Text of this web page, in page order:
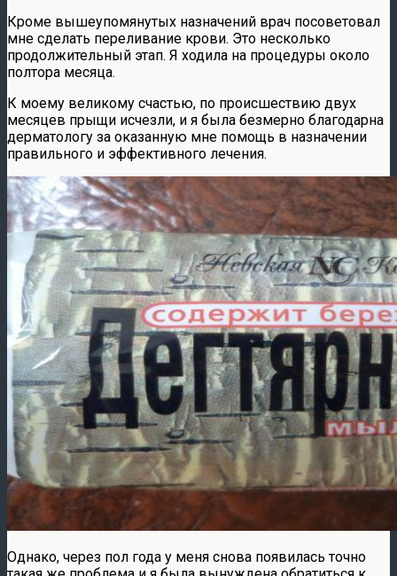
Кроме вышеупомянутых назначений врач посоветовал
мне сделать переливание крови. Это несколько
продолжительный этап. Я ходила на процедуры около
полтора месяца.
К моему великому счастью, по происшествию двух
месяцев прыщи исчезли, и я была безмерно благодарна
дерматологу за оказанную мне помощь в назначении
правильного и эффективного лечения.
Однако, через пол года у меня снова появилась точно